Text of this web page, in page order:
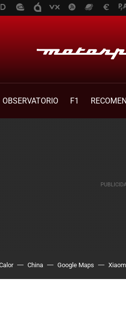
OBSERVATORIO F1
China Google Maps